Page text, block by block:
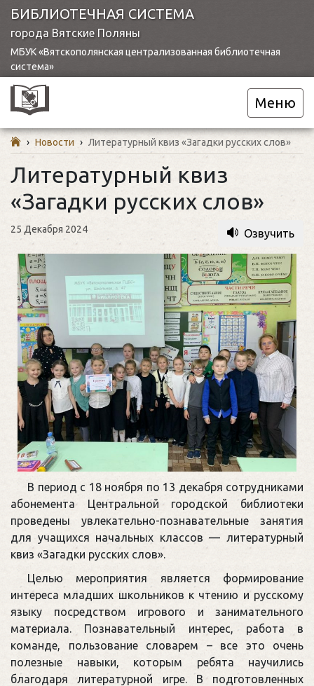
БИБЛИОТЕЧНАЯ СИСТЕМА
города Вятские Поляны
МБУК «Вятскополянская централизованная библиотечная
система»
Меню
› Новости › Литературный квиз «Загадки русских слов»
Литературный квиз
«Загадки русских слов»
25 Декабря 2024 Озвучить
В период с 18 ноября по 13 декабря сотрудниками
абонемента Центральной городской библиотеки
проведены увлекательно-познавательные занятия
для учащихся начальных классов — литературный
квиз «Загадки русских слов».
Целью мероприятия является формирование
интереса младших школьников к чтению и русскому
языку посредством игрового и занимательного
материала. Познавательный интерес, работа в
команде, пользование словарем – все это очень
полезные навыки, которым ребята научились
благодаря литературной игре. В подготовленных